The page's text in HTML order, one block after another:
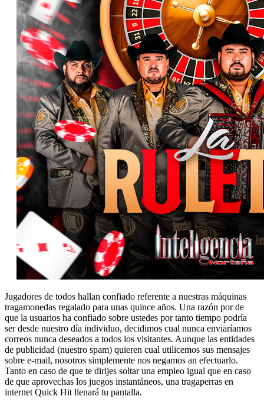
Jugadores de todos hallan confiado referente a nuestras máquinas
tragamonedas regalado para unas quince años. Una razón por de
que la usuarios ha confiado sobre ustedes por tanto tiempo podrí­a
ser desde nuestro día individuo, decidimos cual nunca enviaríamos
correos nunca deseados a todos los visitantes. Aunque las entidades
de publicidad (nuestro spam) quieren cual utilicemos sus mensajes
sobre e-mail, nosotros simplemente nos negamos an efectuarlo.
Tanto en caso de que te dirijes soltar una empleo igual que en caso
de que aprovechas los juegos instantáneos, una tragaperras en
internet Quick Hit llenará tu pantalla.